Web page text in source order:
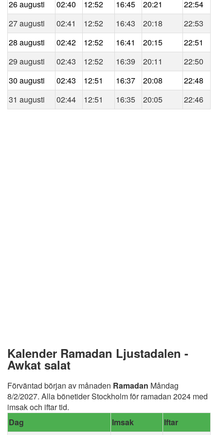
26 augusti 02:40 12:52 16:45 20:21
22:54
27 augusti
02:41 12:52 16:43 20:18
22:53
28 augusti
02:42 12:52 16:41 20:15
22:51
29 augusti
02:43 12:52 16:39 20:11
22:50
30 augusti
02:43 12:51 16:37 20:08
22:48
31 augusti
02:44 12:51 16:35 20:05 22:46
Kalender Ramadan Ljustadalen -
Awkat salat
Förväntad början av månaden Ramadan Måndag
8/2/2027. Alla bönetider Stockholm för ramadan 2024 med
imsak och iftar tid.
Dag
Imsak
Iftar